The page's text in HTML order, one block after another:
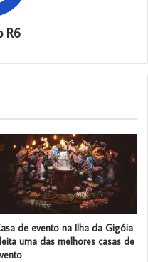
R6
de evento na Ilha da Gigóia
uma das melhores casas de